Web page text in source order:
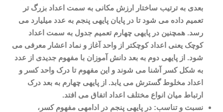
بعدی به ترتیب ساختار ارزش مکانی به سمت اعداد بزرگ تر
تعمیم داده می شود تا در پایان پایه­ی پنجم به عدد میلیارد می
رسد. همچنین در پایه­ی چهارم تعمیم جدول به سمت اعداد
کوچک یعنی اعداد کوچکتر از واحد آغاز و نماد اعشار معرفی می
شود. از پایه­ی دوم به بعد دانش آموزان با مفهوم جدیدی از عدد
به شکل کسر آشنا می شوند و این مفهوم تا درک واحد کسر و
اعداد مخلوط گسترش می یابد. از پایه­ی چهارم به بعد درک
ارتباط میان انواع مختلف اعداد اتفاق می افتد.
نسبت و تناسب: در پایه­ی پنجم در ادامه­ی مفهوم کسر،